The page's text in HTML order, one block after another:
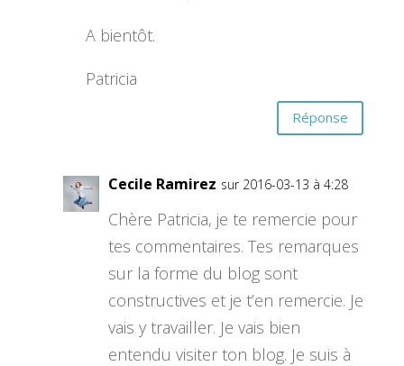
A bientôt.
Patricia
Réponse
Cecile Ramirez sur 2016-03-13 à 4:28
Chère Patricia, je te remercie pour
tes commentaires. Tes remarques
sur la forme du blog sont
constructives et je t’en remercie. Je
vais y travailler. Je vais bien
entendu visiter ton blog. Je suis à